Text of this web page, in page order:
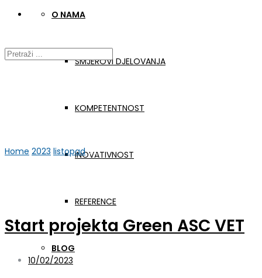
O NAMA
SMJEROVI DJELOVANJA
KOMPETENTNOST
INOVATIVNOST
REFERENCE
BLOG
Home 2023 listopad 02
Start projekta Green ASC VET
10/02/2023